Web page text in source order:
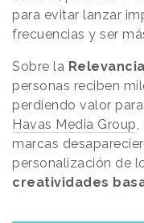
para evitar lanzar
frecuencias y ser
Sobre la Relevancia
personas reciben
perdiendo valor
Havas Media Group
marcas
personalización de
creatividades